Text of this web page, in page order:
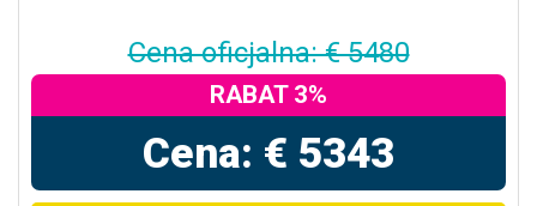
Cena oficjalna: € 5480
RABAT 3%
Cena: € 5343